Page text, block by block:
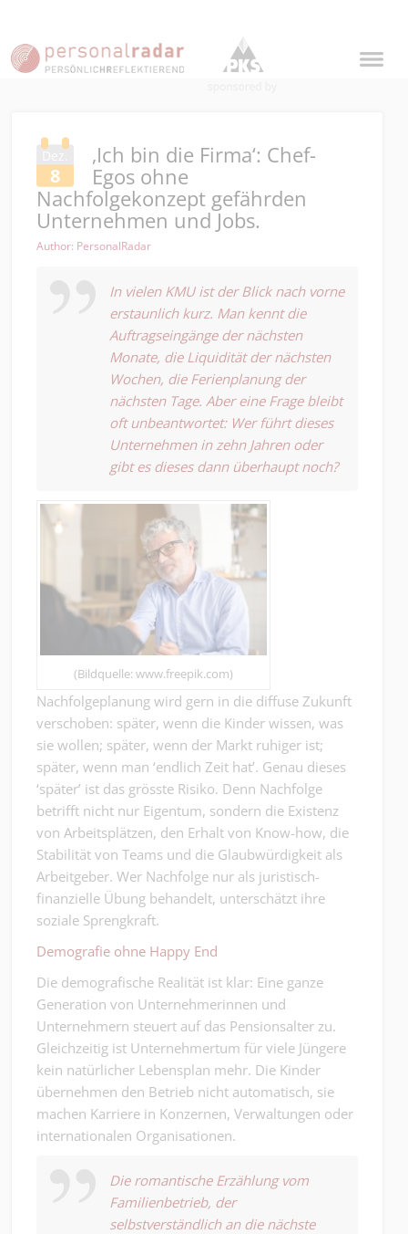
Dez.
8
‚Ich bin die Firma‘: Chef-
Egos ohne
Nachfolgekonzept gefährden
Unternehmen und Jobs.
Author: PersonalRadar
In vielen KMU ist der Blick nach vorne
erstaunlich kurz. Man kennt die
Auftragseingänge der nächsten
Monate, die Liquidität der nächsten
Wochen, die Ferienplanung der
nächsten Tage. Aber eine Frage bleibt
oft unbeantwortet: Wer führt dieses
Unternehmen in zehn Jahren oder
gibt es dieses dann überhaupt noch?
(Bildquelle: www.freepik.com)
Nachfolgeplanung wird gern in die diffuse Zukunft
verschoben: später, wenn die Kinder wissen, was
sie wollen; später, wenn der Markt ruhiger ist;
später, wenn man ‘endlich Zeit hat’. Genau dieses
‘später’ ist das grösste Risiko. Denn Nachfolge
betrifft nicht nur Eigentum, sondern die Existenz
von Arbeitsplätzen, den Erhalt von Know-how, die
Stabilität von Teams und die Glaubwürdigkeit als
Arbeitgeber. Wer Nachfolge nur als juristisch-
finanzielle Übung behandelt, unterschätzt ihre
soziale Sprengkraft.
Demografie ohne Happy End
Die demografische Realität ist klar: Eine ganze
Generation von Unternehmerinnen und
Unternehmern steuert auf das Pensionsalter zu.
Gleichzeitig ist Unternehmertum für viele Jüngere
kein natürlicher Lebensplan mehr. Die Kinder
übernehmen den Betrieb nicht automatisch, sie
machen Karriere in Konzernen, Verwaltungen oder
internationalen Organisationen.
Die romantische Erzählung vom
Familienbetrieb, der
selbstverständlich an die nächste